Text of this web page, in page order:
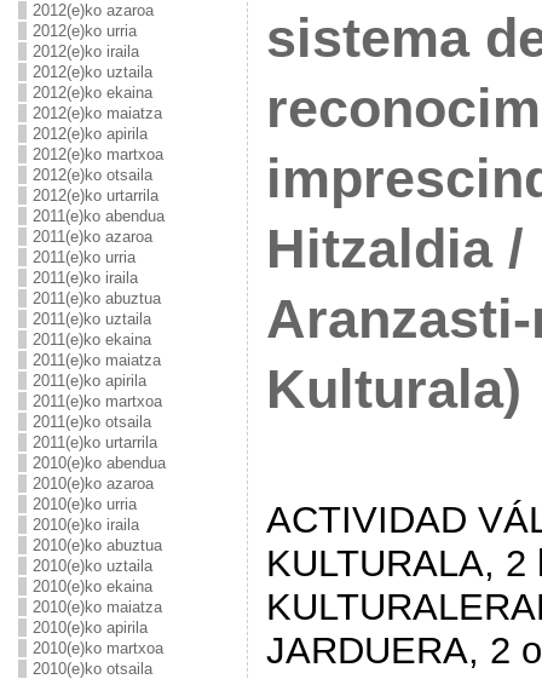
2012(e)ko azaroa
2012(e)ko urria
2012(e)ko iraila
2012(e)ko uztaila
2012(e)ko ekaina
2012(e)ko maiatza
2012(e)ko apirila
2012(e)ko martxoa
2012(e)ko otsaila
2012(e)ko urtarrila
2011(e)ko abendua
2011(e)ko azaroa
2011(e)ko urria
2011(e)ko iraila
2011(e)ko abuztua
2011(e)ko uztaila
2011(e)ko ekaina
2011(e)ko maiatza
2011(e)ko apirila
2011(e)ko martxoa
2011(e)ko otsaila
2011(e)ko urtarrila
2010(e)ko abendua
2010(e)ko azaroa
2010(e)ko urria
2010(e)ko iraila
2010(e)ko abuztua
2010(e)ko uztaila
2010(e)ko ekaina
2010(e)ko maiatza
2010(e)ko apirila
2010(e)ko martxoa
2010(e)ko otsaila
sistema
Hitzaldia /
Kulturala)
ACTIVIDAD
KULTURALA,
JARDUERA, 2